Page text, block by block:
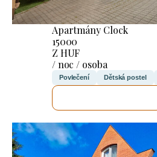
Apartmány Clock
15000
Z HUF
/ noc / osoba
Povlečení Dětská postel